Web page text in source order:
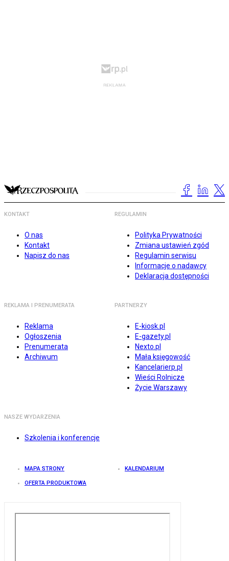
KONTAKT
O nas
Kontakt
Napisz do nas
REGULAMIN
Polityka Prywatności
Zmiana ustawień zgód
Regulamin serwisu
Informacje o nadawcy
Deklaracja dostępności
REKLAMA I PRENUMERATA
Reklama
Ogłoszenia
Prenumerata
Archiwum
PARTNERZY
E-kiosk.pl
E-gazety.pl
Nexto.pl
Mała księgowość
Kancelarierp.pl
Wieści Rolnicze
Życie Warszawy
NASZE WYDARZENIA
Szkolenia i konferencje
MAPA STRONY KALENDARIUM
OFERTA PRODUKTOWA